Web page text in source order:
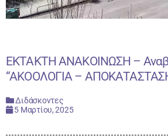
ΕΚΤΑΚΤΗ ΑΝΑΚΟΙΝΩΣΗ –
“ΑΚΟΟΛΟΓΙΑ –
Διδάσκοντες
5 Μαρτίου, 2025